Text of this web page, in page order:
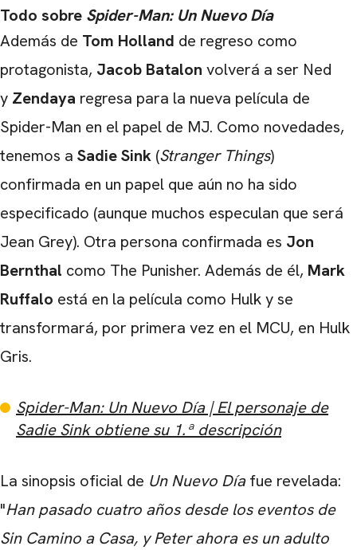
Todo sobre Spider-Man: Un Nuevo Día
Además de Tom Holland de regreso como
protagonista, Jacob Batalon volverá a ser Ned
y Zendaya regresa para la nueva película de
Spider-Man en el papel de MJ. Como novedades,
tenemos a Sadie Sink (Stranger Things)
confirmada en un papel que aún no ha sido
especificado (aunque muchos especulan que será
Jean Grey). Otra persona confirmada es Jon
Bernthal como The Punisher. Además de él, Mark
Ruffalo está en la película como Hulk y se
transformará, por primera vez en el MCU, en Hulk
Gris.
Spider-Man: Un Nuevo Día | El personaje de
Sadie Sink obtiene su 1.ª descripción
La sinopsis oficial de Un Nuevo Díafue revelada:
"Han pasado cuatro años desde los eventos de
Sin Camino a Casa, y Peter ahora es un adulto
CARREGANDO PUBLICIDADE